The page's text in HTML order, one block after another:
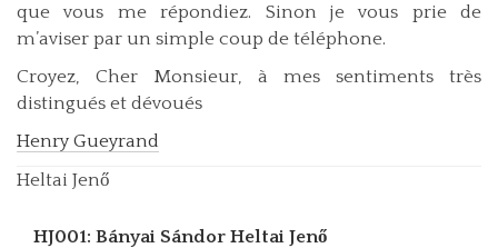
que vous me répondiez. Sinon je vous prie de
m’aviser par un simple coup de téléphone.
Croyez, Cher Monsieur, à mes sentiments très
distingués et dévoués
Henry Gueyrand
Heltai Jenő
HJ001: Bányai Sándor Heltai Jenő